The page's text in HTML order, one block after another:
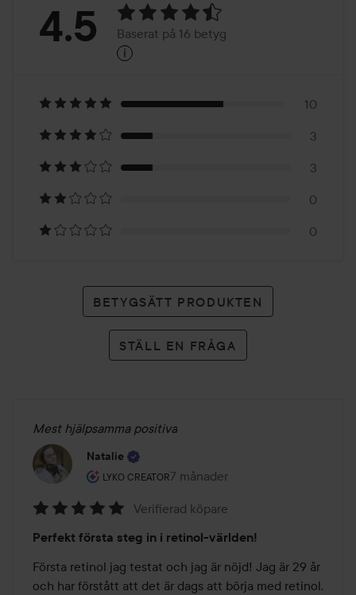
Betyg:
Baserat
på
16
betyg
4.5 Baserat på 16 betyg
i
10
3
3
0
0
BETYGSÄTT PRODUKTEN
STÄLL EN FRÅGA
Mest hjälpsamma positiva
Natalie
LYKO CREATOR
Användarens roll: Lyko Creator.
7 månader
Inlägget skapades 7 månader
5
av
5
Verifierad köpare
Perfekt första steg in i retinol-världen!
Första retinol jag testat och jag är nöjd! Jag är 29 år
och har förstått att det är dags att börja med retinol.